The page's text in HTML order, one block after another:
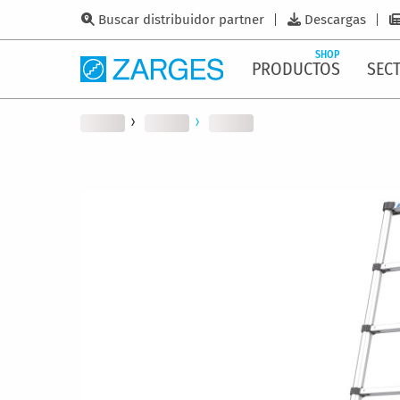
Buscar distribuidor partner Descargas
PRODUCTOS
SHOP